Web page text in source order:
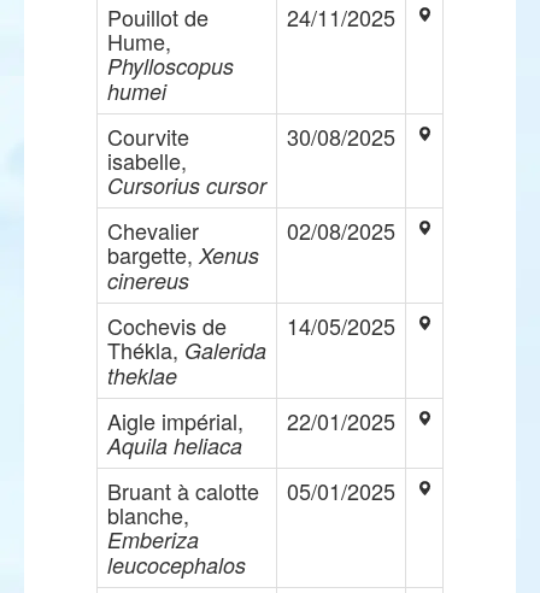
Pouillot de
Hume,
Phylloscopus
humei
24/11/2025
Courvite
isabelle,
Cursorius cursor
30/08/2025
Chevalier
bargette, Xenus
cinereus
02/08/2025
Cochevis de
Thékla, Galerida
theklae
14/05/2025
Aigle impérial,
Aquila heliaca
22/01/2025
Bruant à calotte
blanche,
Emberiza
leucocephalos
05/01/2025